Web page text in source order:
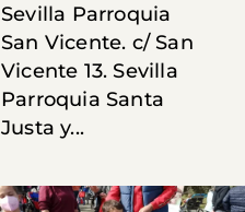
Sevilla Parroquia
San Vicente. c/ San
Vicente 13. Sevilla
Parroquia Santa
Justa y...